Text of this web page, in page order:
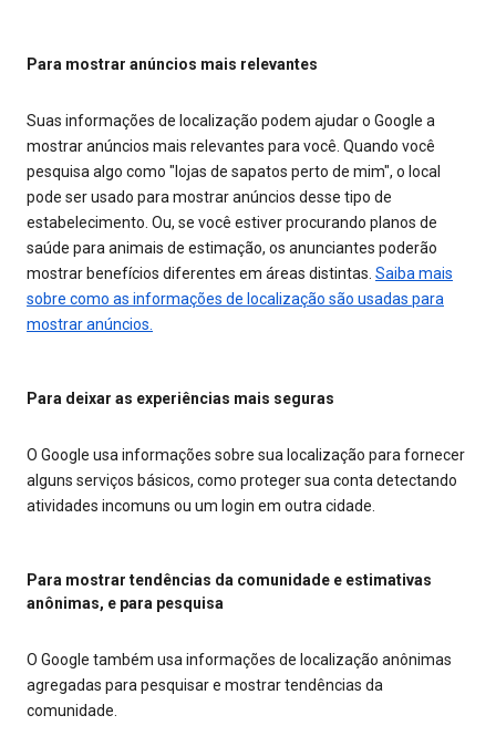
Para mostrar anúncios mais relevantes
Suas informações de localização podem ajudar o Google a
mostrar anúncios mais relevantes para você. Quando você
pesquisa algo como "lojas de sapatos perto de mim", o local
pode ser usado para mostrar anúncios desse tipo de
estabelecimento. Ou, se você estiver procurando planos de
saúde para animais de estimação, os anunciantes poderão
mostrar benefícios diferentes em áreas distintas. Saiba mais
sobre como as informações de localização são usadas para
mostrar anúncios.
Para deixar as experiências mais seguras
O Google usa informações sobre sua localização para fornecer
alguns serviços básicos, como proteger sua conta detectando
atividades incomuns ou um login em outra cidade.
Para mostrar tendências da comunidade e estimativas
anônimas, e para pesquisa
O Google também usa informações de localização anônimas
agregadas para pesquisar e mostrar tendências da
comunidade.